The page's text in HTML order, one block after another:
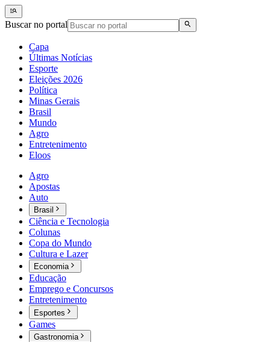
Buscar no portal
Capa
Últimas Notícias
Esporte
Eleições 2026
Política
Minas Gerais
Brasil
Mundo
Agro
Entretenimento
Eloos
Agro
Apostas
Auto
Brasil
Ciência e Tecnologia
Colunas
Copa do Mundo
Cultura e Lazer
Economia
Educação
Emprego e Concursos
Entretenimento
Esportes
Games
Gastronomia